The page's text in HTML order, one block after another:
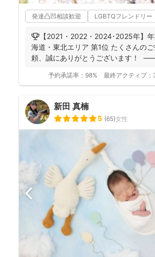
発達凸凹相談歓迎 LGBTQフレンドリー
🏆【2021・2022・2024･2025年】
海道・東北エリア 第1位 たくさんの
頼、誠にありがとうございます
予約承諾率： 98% 最終アクティブ：
新田 真楠
5 (65)女性